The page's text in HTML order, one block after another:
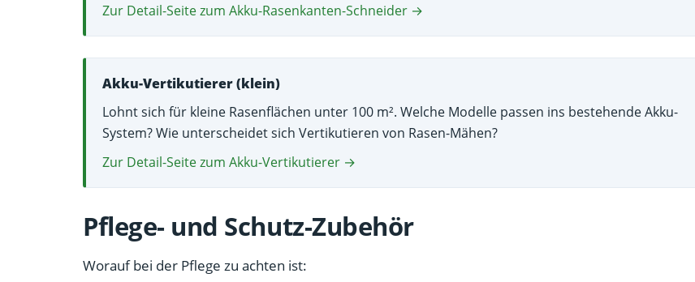
Zur Detail-Seite zum Akku-Rasenkanten-Schneider →
Akku-Vertikutierer (klein)
Lohnt sich für kleine Rasenflächen unter 100 m². Welche Modelle passen ins bestehende Akku-
System? Wie unterscheidet sich Vertikutieren von Rasen-Mähen?
Zur Detail-Seite zum Akku-Vertikutierer →
Pflege- und Schutz-Zubehör
Worauf bei der Pflege zu achten ist: